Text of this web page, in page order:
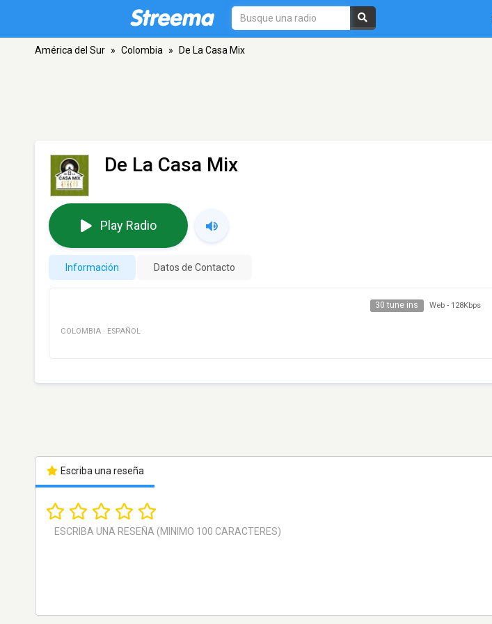
América del Sur » Colombia » De La Casa Mix
De La Casa Mix
Play Radio
Información Datos de Contacto
30 tune ins Web - 128Kbps
COLOMBIA · ESPAÑOL
Escriba una reseña